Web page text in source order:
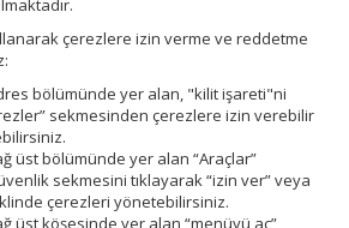
çerezlere izin verme ve reddetme
bölümünde yer alan, "kilit işareti"ni
sekmesinden çerezlere izin verebilir
üst bölümünde yer alan “Araçlar”
sekmesini tıklayarak “izin ver” veya
çerezleri yönetebilirsiniz.
üst köşesinde yer alan “menüyü aç”